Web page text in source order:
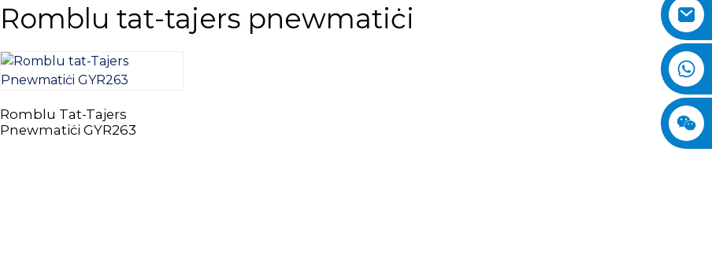
Romblu tat-tajers pnewmatiċi
Romblu Tat-Tajers
Pnewmatiċi GYR263